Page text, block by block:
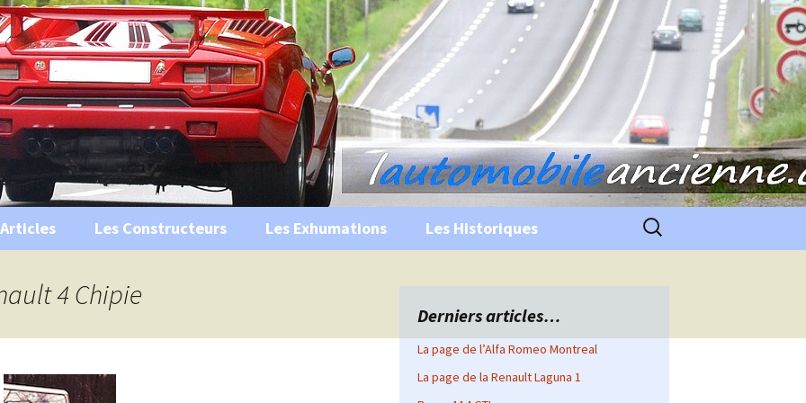
Ancienne
historiques …
Les Constructeurs Les Exhumations Les Historiques Rechercher :
4 Chipie
Derniers articles…
La page de l’Alfa Romeo Montreal
La page de la Renault Laguna 1